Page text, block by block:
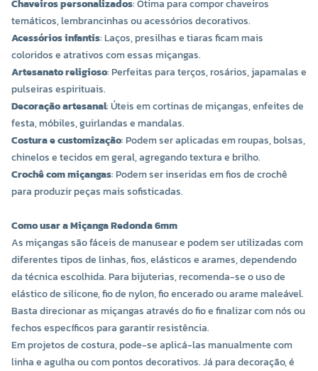
Chaveiros personalizados: Ótima para compor chaveiros
temáticos, lembrancinhas ou acessórios decorativos.
Acessórios infantis: Laços, presilhas e tiaras ficam mais
coloridos e atrativos com essas miçangas.
Artesanato religioso: Perfeitas para terços, rosários, japamalas e
pulseiras espirituais.
Decoração artesanal: Úteis em cortinas de miçangas, enfeites de
festa, móbiles, guirlandas e mandalas.
Costura e customização: Podem ser aplicadas em roupas, bolsas,
chinelos e tecidos em geral, agregando textura e brilho.
Crochê com miçangas: Podem ser inseridas em fios de crochê
para produzir peças mais sofisticadas.
Como usar a Miçanga Redonda 6mm
As miçangas são fáceis de manusear e podem ser utilizadas com
diferentes tipos de linhas, fios, elásticos e arames, dependendo
da técnica escolhida. Para bijuterias, recomenda-se o uso de
elástico de silicone, fio de nylon, fio encerado ou arame maleável.
Basta direcionar as miçangas através do fio e finalizar com nós ou
fechos específicos para garantir resistência.
Em projetos de costura, pode-se aplicá-las manualmente com
linha e agulha ou com pontos decorativos. Já para decoração, é